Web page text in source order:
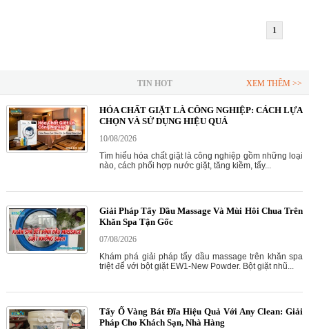
1
TIN HOT XEM THÊM >>
HÓA CHẤT GIẶT LÀ CÔNG NGHIỆP: CÁCH LỰA
CHỌN VÀ SỬ DỤNG HIỆU QUẢ
10/08/2026
Tìm hiểu hóa chất giặt là công nghiệp gồm những loại
nào, cách phối hợp nước giặt, tăng kiềm, tẩy...
Giải Pháp Tẩy Dầu Massage Và Mùi Hôi Chua Trên
Khăn Spa Tận Gốc
07/08/2026
Khám phá giải pháp tẩy dầu massage trên khăn spa
triệt để với bột giặt EW1-New Powder. Bột giặt nhũ...
Tẩy Ố Vàng Bát Đĩa Hiệu Quả Với Any Clean: Giải
Pháp Cho Khách Sạn, Nhà Hàng